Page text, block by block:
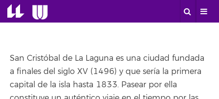
San Cristóbal de La Laguna es una ciudad fundada
a finales del siglo XV (1496) y que sería la primera
capital de la isla hasta 1833. Pasear por ella